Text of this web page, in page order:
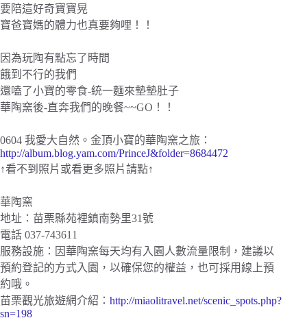
要陪這好奇寶寶晃
寶爸寶媽的體力也真要夠哩！！
因為玩陶有點忘了時間
餓到不行的我們
還嗑了小寶的零食-統一麵來墊墊肚子
華陶窯後-直奔我們的晚餐~~GO！！
0604 我愛大自然。金頂小寶的華陶窯之旅：
http://album.blog.yam.com/PrinceJ&folder=8684472
↑看不到照片或看更多照片請點↑
華陶窯
地址：苗栗縣苑裡鎮南勢里31號
電話 037-743611
服務設施：因華陶窯每天均有入園人數流量限制，建議以
預約登記的方式入園，以確保您的權益，也可採用線上預
約哦。
苗栗觀光旅遊網介紹： http://miaolitravel.net/scenic_spots.php?
sn=198